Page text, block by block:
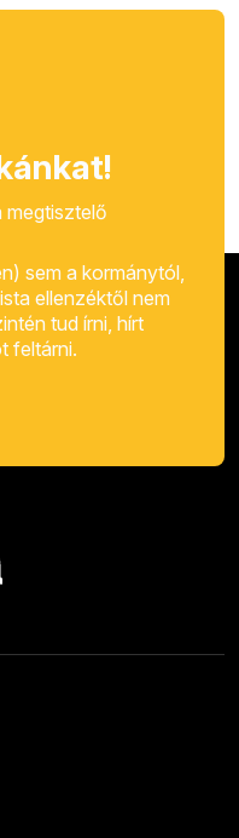
megtisztelő
sem a kormánytól,
ellenzéktől nem
tud írni, hírt
feltárni.